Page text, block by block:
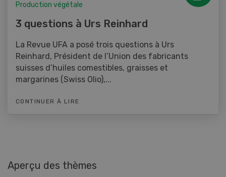
Production végétale
3 questions à Urs Reinhard
La Revue UFA a posé trois questions à Urs
Reinhard, Président de l’Union des fabricants
suisses d’huiles comestibles, graisses et
margarines (Swiss Olio),...
CONTINUER À LIRE
Aperçu des thèmes